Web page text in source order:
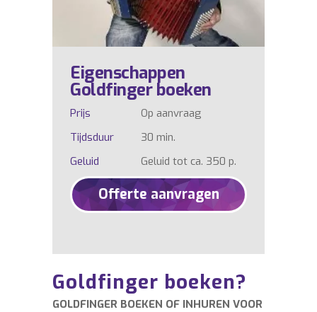
Eigenschappen
Goldfinger boeken
Prijs
Op aanvraag
Tijdsduur
30 min.
Geluid
Geluid tot ca. 350 p.
Offerte aanvragen
Goldfinger boeken?
GOLDFINGER BOEKEN OF INHUREN VOOR